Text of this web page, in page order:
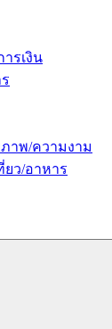
รเงิน
าพ/ความงาม
ยว/อาหาร